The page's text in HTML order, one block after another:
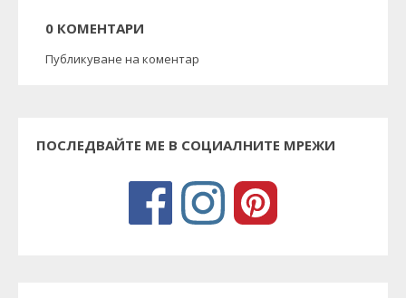
0 КОМЕНТАРИ
Публикуване на коментар
ПОСЛЕДВАЙТЕ МЕ В СОЦИАЛНИТЕ МРЕЖИ